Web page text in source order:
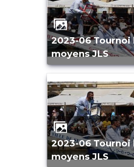
2023-06 Tournoi lourds
moyens JLS
2023-06 Tournoi lourds
moyens JLS